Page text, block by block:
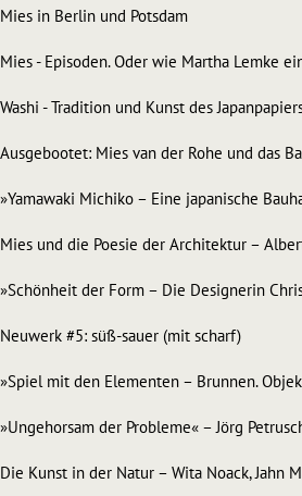
Mies in Berlin und Potsdam
Mies - Episoden. Oder wie Martha Lemke
Washi - Tradition und Kunst des
Ausgebootet: Mies van der Rohe und das
»Yamawaki Michiko – Eine japanische
Mies und die Poesie der Architektur –
»Schönheit der Form – Die Designerin
Neuwerk #5: süß-sauer (mit scharf)
»Spiel mit den Elementen – Brunnen.
»Ungehorsam der Probleme« – Jörg
Die Kunst in der Natur – Wita Noack, Jahn